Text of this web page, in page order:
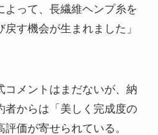
よって、長繊維ヘンプ糸を
す機会が生まれました」
コメントはまだないが、納
者からは「美しく完成度の
価が寄せられている。